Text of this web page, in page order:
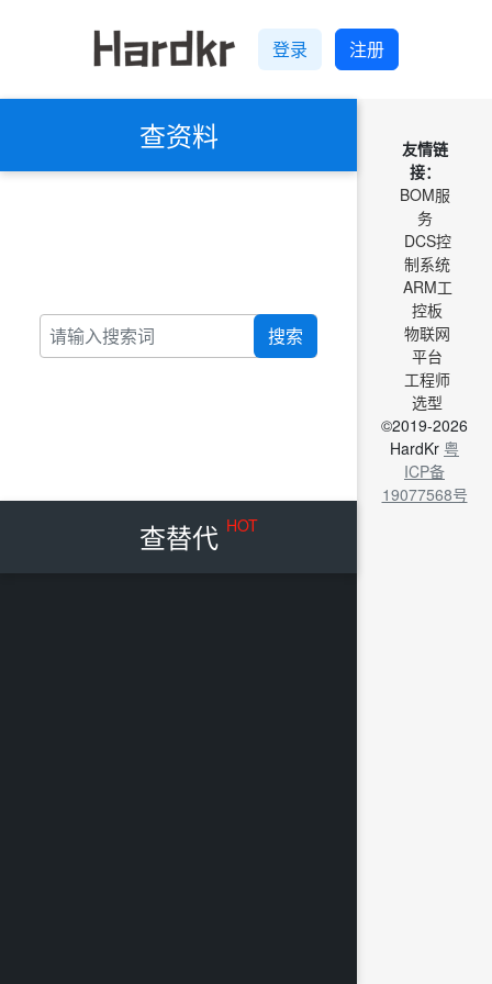
登录 注册
查资料
搜索
查替代 HOT
友情链
接：
BOM服
务
DCS控
制系统
ARM工
控板
物联网
平台
工程师
选型
©2019-2026
HardKr 粤
ICP备
19077568号